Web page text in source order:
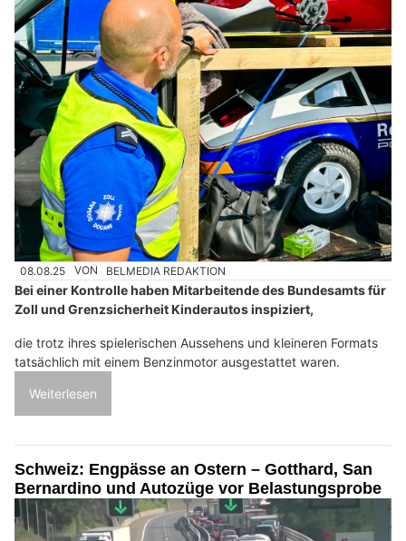
08.08.25 VON BELMEDIA REDAKTION
Bei einer Kontrolle haben Mitarbeitende des Bundesamts für
Zoll und Grenzsicherheit Kinderautos inspiziert,
die trotz ihres spielerischen Aussehens und kleineren Formats
tatsächlich mit einem Benzinmotor ausgestattet waren.
Weiterlesen
Schweiz: Engpässe an Ostern – Gotthard, San
Bernardino und Autozüge vor Belastungsprobe